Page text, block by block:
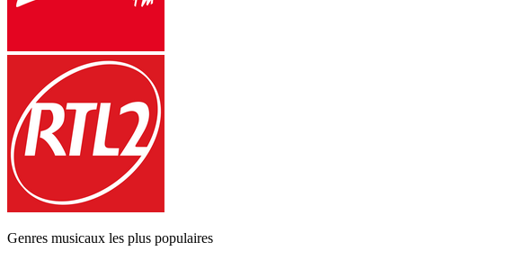
Genres musicaux les plus populaires